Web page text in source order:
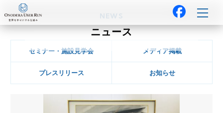
ニュース
セミナー・施設見学会 メディア掲載
プレスリリース お知らせ